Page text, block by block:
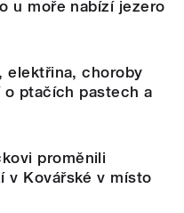
u moře nabízí jezero
elektřina, choroby
o ptačích pastech a
proměnili
v Kovářské v místo